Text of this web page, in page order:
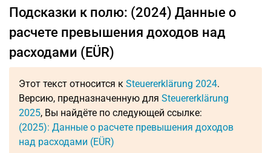
Подсказки к полю: (2024) Данные о
расчете превышения доходов над
расходами (EÜR)
Этот текст относится к Steuererklärung 2024.
Версию, предназначенную для Steuererklärung
2025, Вы найдёте по следующей ссылке:
(2025): Данные о расчете превышения доходов
над расходами (EÜR)